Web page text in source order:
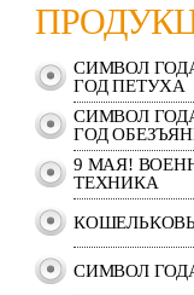
СИМВОЛ
ГОД ПЕТУХА
СИМВОЛ
ГОД
9 МАЯ!
ТЕХНИКА
СИМВОЛ